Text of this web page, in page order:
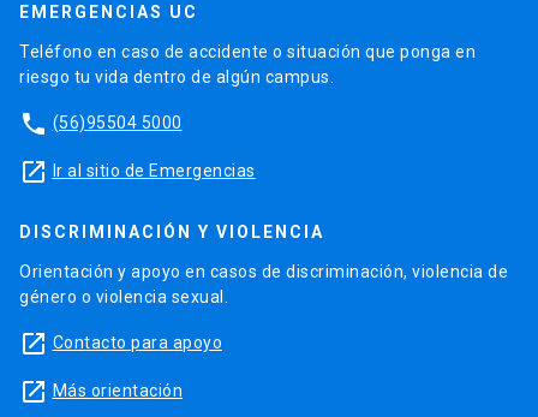
EMERGENCIAS UC
Teléfono en caso de accidente o situación que ponga en
riesgo tu vida dentro de algún campus.
phone (56)95504 5000
launch Ir al sitio de Emergencias
DISCRIMINACIÓN Y VIOLENCIA
Orientación y apoyo en casos de discriminación, violencia de
género o violencia sexual.
launch Contacto para apoyo
launch Más orientación